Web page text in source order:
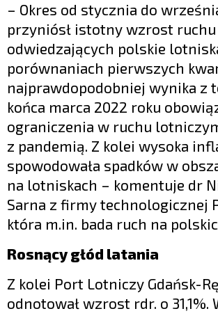
– Okres od stycznia do
przyniósł istotny wzrost
odwiedzających polskie
porównaniach pierwszych
najprawdopodobniej wynika z
końca marca 2022 roku
ograniczenia w ruchu
z pandemią. Z kolei wysoka
spowodowała spadków w
na lotniskach – komentuje dr
Sarna z firmy technologicznej
która m.in. bada ruch na
Rosnący głód latania
Z kolei Port Lotniczy Gdańsk-
odnotował wzrost rdr. o 31,1%.